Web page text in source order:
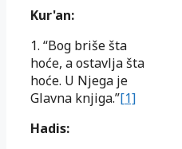
Kur'an:
1. “Bog briše šta
hoće, a ostavlja šta
hoće. U Njega je
Glavna knjiga.”[1]
Hadis: